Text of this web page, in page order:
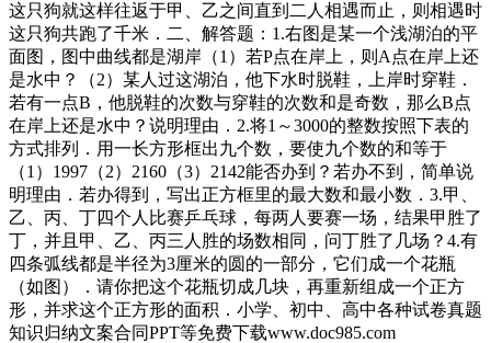
这只狗就这样往返于甲、乙之间直到二人相遇而止，则相遇时
这只狗共跑了千米．二、解答题：1.右图是某一个浅湖泊的平
面图，图中曲线都是湖岸（1）若P点在岸上，则A点在岸上还
是水中？（2）某人过这湖泊，他下水时脱鞋，上岸时穿鞋．
若有一点B，他脱鞋的次数与穿鞋的次数和是奇数，那么B点
在岸上还是水中？说明理由．2.将1～3000的整数按照下表的
方式排列．用一长方形框出九个数，要使九个数的和等于
（1）1997（2）2160（3）2142能否办到？若办不到，简单说
明理由．若办得到，写出正方框里的最大数和最小数．3.甲、
乙、丙、丁四个人比赛乒乓球，每两人要赛一场，结果甲胜了
丁，并且甲、乙、丙三人胜的场数相同，问丁胜了几场？4.有
四条弧线都是半径为3厘米的圆的一部分，它们成一个花瓶
（如图）．请你把这个花瓶切成几块，再重新组成一个正方
形，并求这个正方形的面积．小学、初中、高中各种试卷真题
知识归纳文案合同PPT等免费下载www.doc985.com